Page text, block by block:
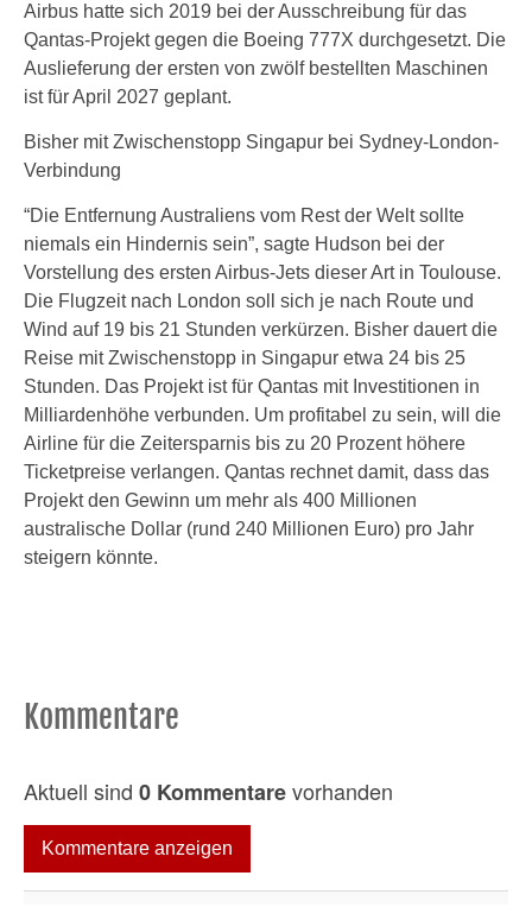
Airbus hatte sich 2019 bei der Ausschreibung für das
Qantas-Projekt gegen die Boeing 777X durchgesetzt. Die
Auslieferung der ersten von zwölf bestellten Maschinen
ist für April 2027 geplant.
Bisher mit Zwischenstopp Singapur bei Sydney-London-
Verbindung
“Die Entfernung Australiens vom Rest der Welt sollte
niemals ein Hindernis sein”, sagte Hudson bei der
Vorstellung des ersten Airbus-Jets dieser Art in Toulouse.
Die Flugzeit nach London soll sich je nach Route und
Wind auf 19 bis 21 Stunden verkürzen. Bisher dauert die
Reise mit Zwischenstopp in Singapur etwa 24 bis 25
Stunden. Das Projekt ist für Qantas mit Investitionen in
Milliardenhöhe verbunden. Um profitabel zu sein, will die
Airline für die Zeitersparnis bis zu 20 Prozent höhere
Ticketpreise verlangen. Qantas rechnet damit, dass das
Projekt den Gewinn um mehr als 400 Millionen
australische Dollar (rund 240 Millionen Euro) pro Jahr
steigern könnte.
Kommentare
Aktuell sind 0 Kommentarevorhanden
Kommentare anzeigen